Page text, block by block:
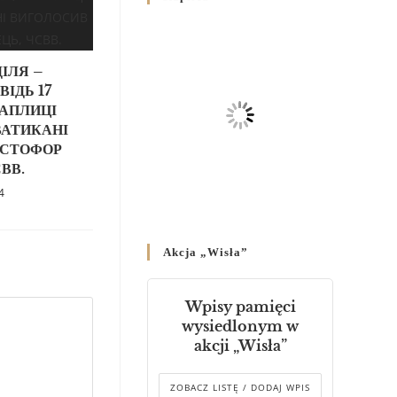
–
17
Родин
Справ Молоді та встановленя
складу Катихитичної Комісії
днях 2-12 липня 2024 р.”
Декрет єпископів
Перемисько-Варшавської
Митрополії стосовно
звершування Божественної
літургії
Akcja „Wisła”
Wpisy pamięci
wysiedlonym w
akcji „Wisła”
ZOBACZ LISTĘ / DODAJ WPIS